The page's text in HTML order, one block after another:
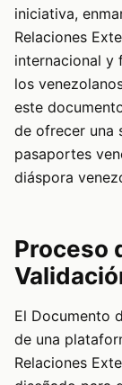
iniciativa,
Relaciones
internacional y
los
este
de ofrecer una
pasaportes
diáspora
Proceso
El Documento
de una
Relaciones